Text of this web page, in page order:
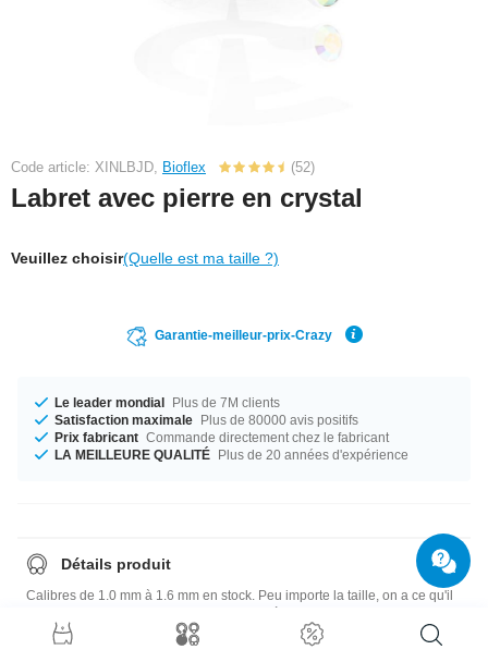
Code article: XINLBJD, Bioflex (52)
Labret avec pierre en crystal
Veuillez choisir(Quelle est ma taille ?)
Garantie-meilleur-prix-Crazy
Le leader mondial Plus de 7M clients
Satisfaction maximale Plus de 80000 avis positifs
Prix fabricant Commande directement chez le fabricant
LA MEILLEURE QUALITÉ Plus de 20 années d'expérience
Détails produit
Calibres de 1.0 mm à 1.6 mm en stock. Peu importe la taille, on a ce qu'il
faut. Choisis entre une longueur de 6 mm à 12 mm. Boules disponibles
de la taille 1.5 mm à 2.5 mm. Disponible dans plusieurs coloris tels que
Clear/Aurora Borealis ou Blue/Crystal. Un super tendance tout frais sorti